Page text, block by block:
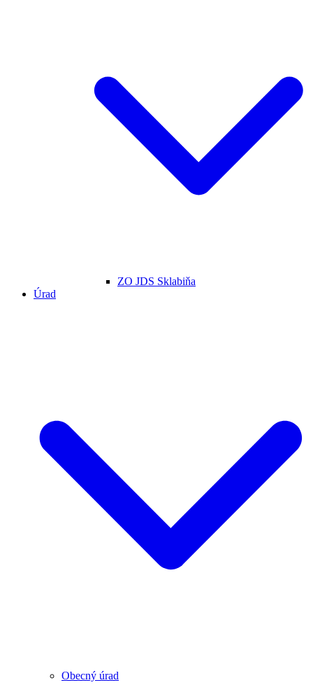
ZO JDS Sklabiňa
Úrad
Obecný úrad